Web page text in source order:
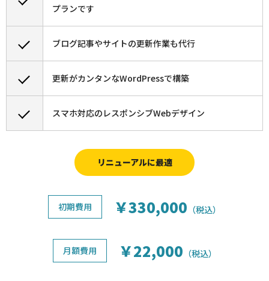
プランです
ブログ記事やサイトの更新作業も代行
更新がカンタンなWordPressで構築
スマホ対応のレスポンシブWebデザイン
リニューアルに最適
初期費用 ￥330,000 （税込）
月額費用 ￥22,000 （税込）